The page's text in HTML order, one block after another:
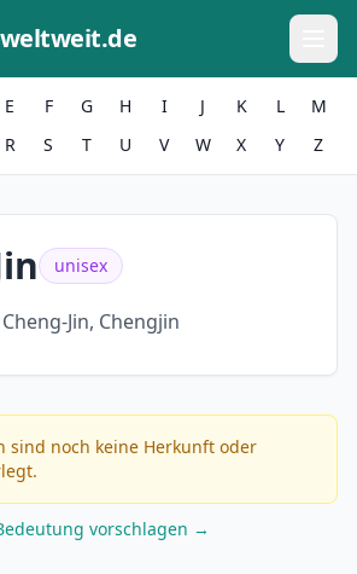
E F G H I J K L
M
R S T U V W X Y Z
unisex
Cheng-Jin, Chengjin
sind noch keine Herkunft oder
vorschlagen →